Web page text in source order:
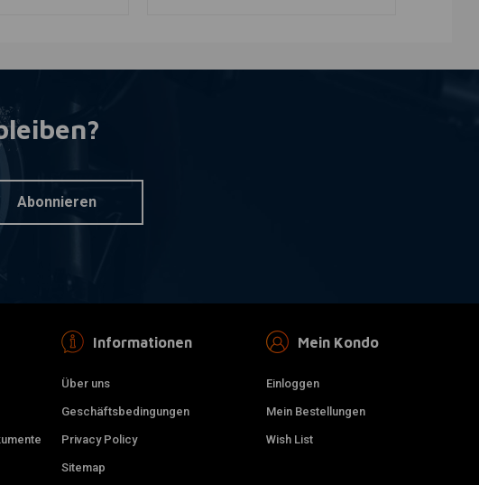
Abonnieren
Informationen
Über uns
Geschäftsbedingungen
Privacy Policy
Sitemap
Mein Kondo
Einloggen
Mein Bestellungen
Wish List